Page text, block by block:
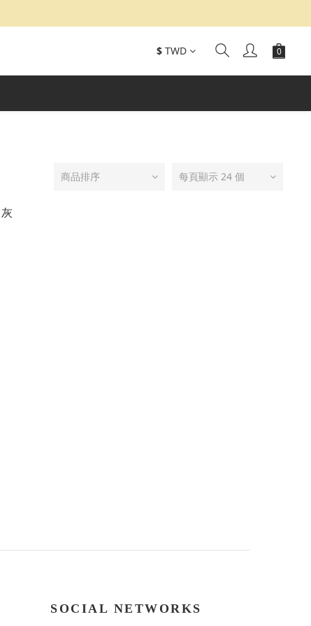
$ TWD
商品排序 每頁顯示 24 個
SOCIAL NETWORKS